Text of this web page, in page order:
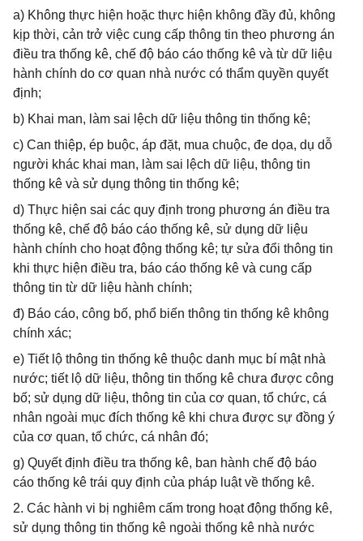
a) Không thực hiện hoặc thực hiện không đầy đủ, không
kịp thời, cản trở việc cung cấp thông tin theo phương án
điều tra thống kê, chế độ báo cáo thống kê và từ dữ liệu
hành chính do cơ quan nhà nước có thẩm quyền quyết
định;
b) Khai man, làm sai lệch dữ liệu thông tin thống kê;
c) Can thiệp, ép buộc, áp đặt, mua chuộc, đe dọa, dụ dỗ
người khác khai man, làm sai lệch dữ liệu, thông tin
thống kê và sử dụng thông tin thống kê;
d) Thực hiện sai các quy định trong phương án điều tra
thống kê, chế độ báo cáo thống kê, sử dụng dữ liệu
hành chính cho hoạt động thống kê; tự sửa đổi thông tin
khi thực hiện điều tra, báo cáo thống kê và cung cấp
thông tin từ dữ liệu hành chính;
đ) Báo cáo, công bố, phổ biến thông tin thống kê không
chính xác;
e) Tiết lộ thông tin thống kê thuộc danh mục bí mật nhà
nước; tiết lộ dữ liệu, thông tin thống kê chưa được công
bố; sử dụng dữ liệu, thông tin của cơ quan, tổ chức, cá
nhân ngoài mục đích thống kê khi chưa được sự đồng ý
của cơ quan, tổ chức, cá nhân đó;
g) Quyết định điều tra thống kê, ban hành chế độ báo
cáo thống kê trái quy định của pháp luật về thống kê.
2. Các hành vi bị nghiêm cấm trong hoạt động thống kê,
sử dụng thông tin thống kê ngoài thống kê nhà nước